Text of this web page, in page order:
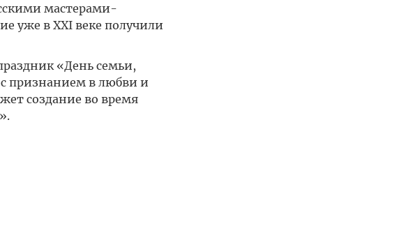
мастерами-
уже в XXI веке получили
«День семьи,
признанием в любви и
создание во время